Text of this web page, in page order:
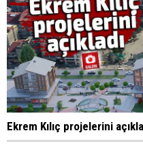
Ekrem Kılıç projelerini